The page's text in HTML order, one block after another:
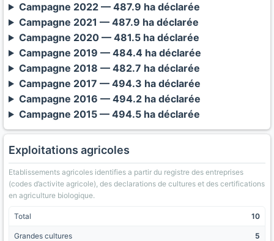
Campagne 2022 — 487.9 ha déclarée
Campagne 2021 — 487.9 ha déclarée
Campagne 2020 — 481.5 ha déclarée
Campagne 2019 — 484.4 ha déclarée
Campagne 2018 — 482.7 ha déclarée
Campagne 2017 — 494.3 ha déclarée
Campagne 2016 — 494.2 ha déclarée
Campagne 2015 — 494.5 ha déclarée
Exploitations agricoles
Etablissements agricoles identifies a partir du registre des entreprises
(codes d’activite agricole), des declarations de cultures et des certifications
en agriculture biologique.
Total 10
Grandes cultures 5